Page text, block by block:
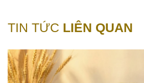
TIN TỨC LIÊN QUAN